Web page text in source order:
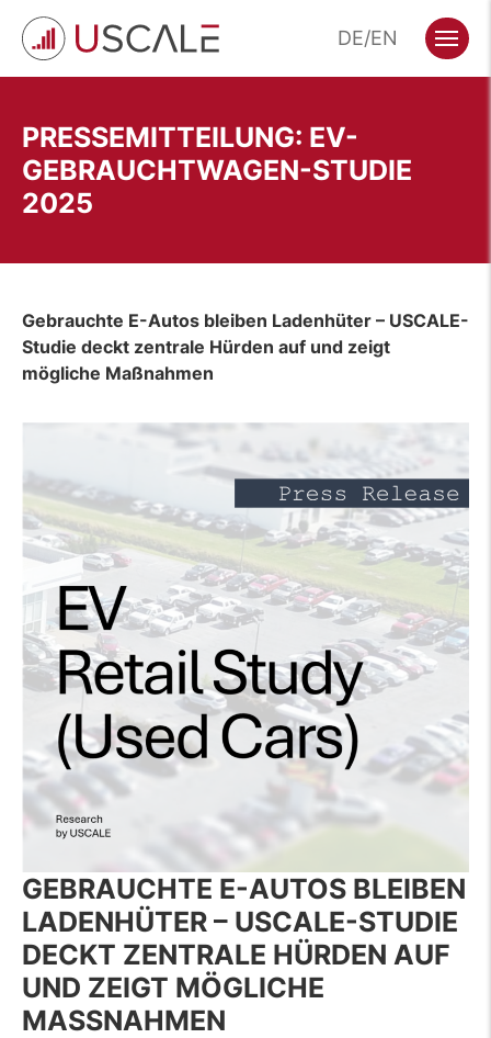
Hauptinhalt
wechseln
DE EN Menü
PRESSEMITTEILUNG: EV-
GEBRAUCHTWAGEN-STUDIE
2025
Gebrauchte E-Autos bleiben Ladenhüter – USCALE-
Studie deckt zentrale Hürden auf und zeigt
mögliche Maßnahmen
GEBRAUCHTE E-AUTOS BLEIBEN
LADENHÜTER – USCALE-STUDIE
DECKT ZENTRALE HÜRDEN AUF
UND ZEIGT MÖGLICHE
MASSNAHMEN